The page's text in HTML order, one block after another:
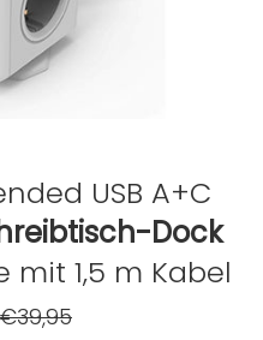
USB A+C
Dock
1,5 m Kabel
Normaler
€39,95